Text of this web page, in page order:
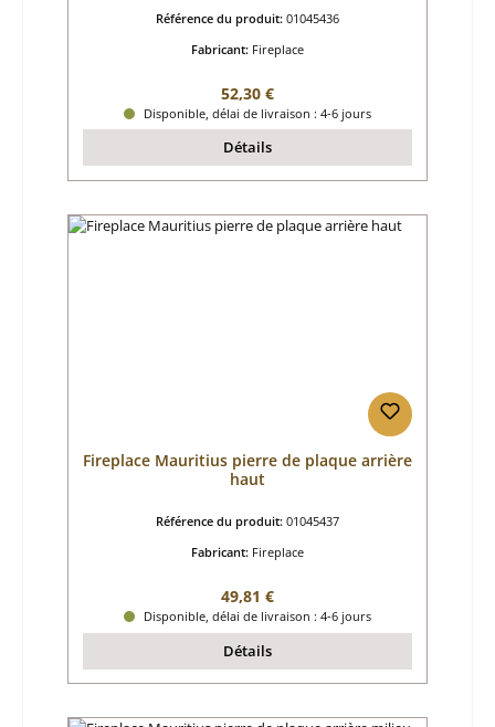
Référence du produit: 01045436
Fabricant: Fireplace
Prix régulier :
52,30 €
Disponible, délai de livraison : 4-6 jours
Détails
Fireplace Mauritius pierre de plaque arrière
haut
Référence du produit: 01045437
Fabricant: Fireplace
Prix régulier :
49,81 €
Disponible, délai de livraison : 4-6 jours
Détails